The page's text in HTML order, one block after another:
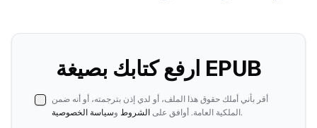
ارفع كتابك بصيغة EPUB
أقر بأني أملك حقوق هذا الملف، أو لدي إذن بترجمته، أو أنه ضمن
الملكية العامة. أوافق على الشروط وسياسة الخصوصية .